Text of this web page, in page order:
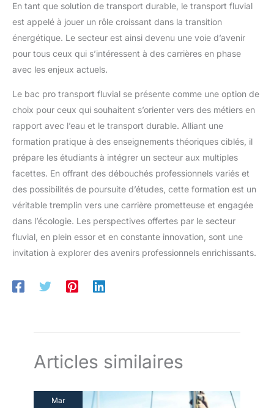
En tant que solution de transport durable, le transport fluvial
est appelé à jouer un rôle croissant dans la transition
énergétique. Le secteur est ainsi devenu une voie d’avenir
pour tous ceux qui s’intéressent à des carrières en phase
avec les enjeux actuels.
Le bac pro transport fluvial se présente comme une option de
choix pour ceux qui souhaitent s’orienter vers des métiers en
rapport avec l’eau et le transport durable. Alliant une
formation pratique à des enseignements théoriques ciblés, il
prépare les étudiants à intégrer un secteur aux multiples
facettes. En offrant des débouchés professionnels variés et
des possibilités de poursuite d’études, cette formation est un
véritable tremplin vers une carrière prometteuse et engagée
dans l’écologie. Les perspectives offertes par le secteur
fluvial, en plein essor et en constante innovation, sont une
invitation à explorer des avenirs professionnels enrichissants.
Articles similaires
Mar